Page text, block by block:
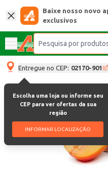
Baixe nosso novo
exclusivos
Entregue no CEP: 02170-901
Escolha uma loja ou informe seu
CEP para ver ofertas da sua
região
INFORMAR LOCALIZAÇÃO